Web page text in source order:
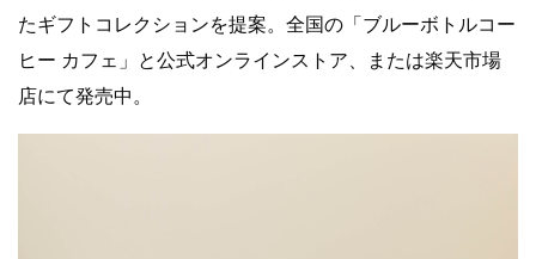
たギフトコレクションを提案。全国の「ブルーボトルコー
ヒー カフェ」と公式オンラインストア、または楽天市場
店にて発売中。